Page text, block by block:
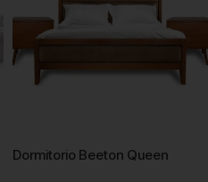
Dormitorio Beeton Queen